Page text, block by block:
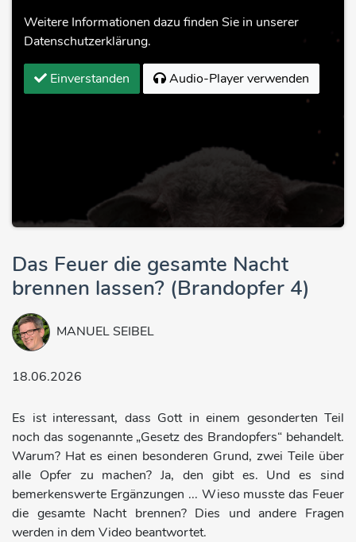
Weitere Informationen dazu finden Sie in unserer
Datenschutzerklärung.
Einverstanden Audio-Player verwenden
Das Feuer die gesamte Nacht
brennen lassen? (Brandopfer 4)
MANUEL SEIBEL
18.06.2026
Es ist interessant, dass Gott in einem gesonderten Teil
noch das sogenannte „Gesetz des Brandopfers“ behandelt.
Warum? Hat es einen besonderen Grund, zwei Teile über
alle Opfer zu machen? Ja, den gibt es. Und es sind
bemerkenswerte Ergänzungen ... Wieso musste das Feuer
die gesamte Nacht brennen? Dies und andere Fragen
werden in dem Video beantwortet.